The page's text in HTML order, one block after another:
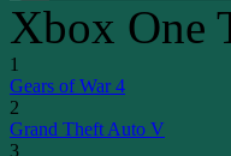
Xbox One
1
Gears of War 4
2
Grand Theft Auto V
3